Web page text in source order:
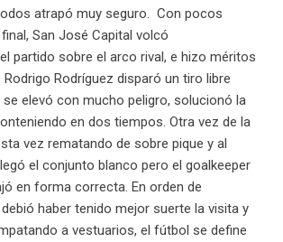
atrapó muy seguro. Con pocos
San José Capital volcó
partido sobre el arco rival, e hizo méritos
Rodríguez disparó un tiro libre
elevó con mucho peligro, solucionó la
en dos tiempos. Otra vez de la
vez rematando de sobre pique y al
el conjunto blanco pero el goalkeeper
en forma correcta. En orden de
haber tenido mejor suerte la visita y
a vestuarios, el fútbol se define